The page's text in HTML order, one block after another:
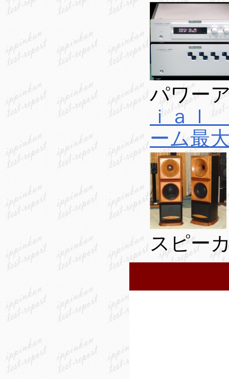
パワ
ｉａｌ
ーム最
スピ